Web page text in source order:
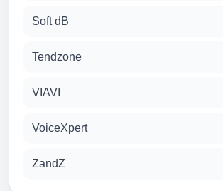
Soft dB
Tendzone
VIAVI
VoiceXpert
ZandZ